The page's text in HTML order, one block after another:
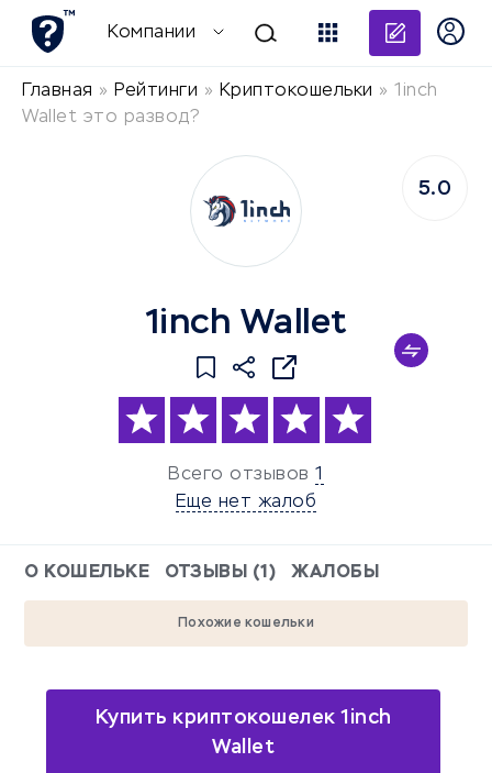
Компании
Главная » Рейтинги » Криптокошельки » 1inch
Wallet это развод?
1inch Wallet
Всего отзывов 1
Еще нет жалоб
5.0
О КОШЕЛЬКЕ ОТЗЫВЫ (1) ЖАЛОБЫ
Похожие кошельки
Купить криптокошелек 1inch
Wallet